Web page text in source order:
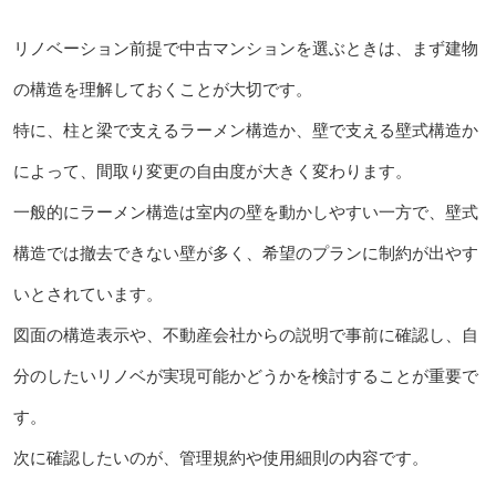
リノベーション前提で中古マンションを選ぶときは、まず建物
の構造を理解しておくことが大切です。
特に、柱と梁で支えるラーメン構造か、壁で支える壁式構造か
によって、間取り変更の自由度が大きく変わります。
一般的にラーメン構造は室内の壁を動かしやすい一方で、壁式
構造では撤去できない壁が多く、希望のプランに制約が出やす
いとされています。
図面の構造表示や、不動産会社からの説明で事前に確認し、自
分のしたいリノベが実現可能かどうかを検討することが重要で
す。
次に確認したいのが、管理規約や使用細則の内容です。